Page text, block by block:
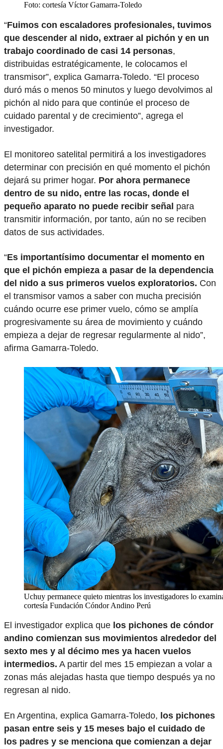
Foto: cortesía Víctor Gamarra-Toledo
“Fuimos con escaladores profesionales, tuvimos
que descender al nido, extraer al pichón y en un
trabajo coordinado de casi 14 personas,
distribuidas estratégicamente, le colocamos el
transmisor”, explica Gamarra-Toledo. “El proceso
duró más o menos 50 minutos y luego devolvimos al
pichón al nido para que continúe el proceso de
cuidado parental y de crecimiento”, agrega el
investigador.
El monitoreo satelital permitirá a los investigadores
determinar con precisión en qué momento el pichón
dejará su primer hogar. Por ahora permanece
dentro de su nido, entre las rocas, donde el
pequeño aparato no puede recibir señal para
transmitir información, por tanto, aún no se reciben
datos de sus actividades.
“Es importantísimo documentar el momento en
que el pichón empieza a pasar de la dependencia
del nido a sus primeros vuelos exploratorios. Con
el transmisor vamos a saber con mucha precisión
cuándo ocurre ese primer vuelo, cómo se amplía
progresivamente su área de movimiento y cuándo
empieza a dejar de regresar regularmente al nido”,
afirma Gamarra-Toledo.
Uchuy permanece quieto mientras los investigadores lo
cortesía Fundación Cóndor Andino Perú
El investigador explica que los pichones de cóndor
andino comienzan sus movimientos alrededor del
sexto mes y al décimo mes ya hacen vuelos
intermedios. A partir del mes 15 empiezan a volar a
zonas más alejadas hasta que tiempo después ya no
regresan al nido.
En Argentina, explica Gamarra-Toledo, los pichones
pasan entre seis y 15 meses bajo el cuidado de
los padres y se menciona que comienzan a dejar